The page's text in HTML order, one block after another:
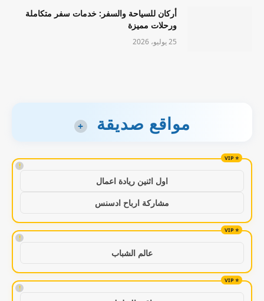
أركان للسياحة والسفر: خدمات سفر متكاملة
ورحلات مميزة
25 يوليو، 2026
مواقع صديقة +
!
اول اثنين ريادة اعمال
مشاركة ارباح ادسنس
!
عالم الشباب
!